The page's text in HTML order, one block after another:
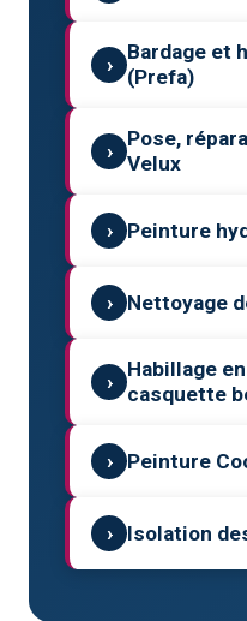
›
Bardage et
(Prefa)
›
Pose,
Velux
› Peinture
› Nettoyage
›
Habillage
casquette
› Peinture
› Isolation